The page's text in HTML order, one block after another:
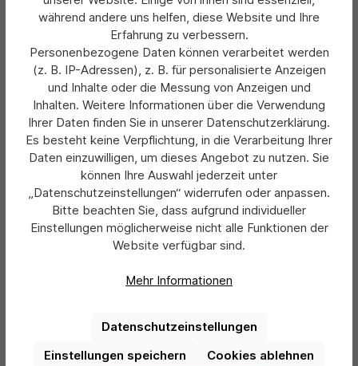
Fast-Fix-Modelle mit 25 mm Aluminiumprofil, die
durch rückseitiges Klebeband einfach zu montieren
Watersafe-Klapprahmen, wetterfest und damit auch
für den Außenbereich geeignet.
Abschließbare Sicherheitsrahmenmit 25–32 mm
Profil – optimal für stark frequentierte, öffentliche
Bereiche.
Slide-in-Rahmen doppelseitig (vertikal und
horizontal)– perfekt für Schaufenster oder Glastüren.
Fenster-Alu Klapprahmen doppelseitig, die sich in
Glasflächen einsetzen lassen.
Multiständer mit A4-Rahmen
für mobile
Präsentationen, z. B. bei Messen oder Events.
Desinfektionsständer mit integriertem A4-
Klapprahmen – eine Kombination aus Infotafel und
langlebigemAluminium. Dieses Material ist leicht, stabil
während andere uns helfen, diese Website und Ihre
Erfahrung zu verbessern.
Personenbezogene Daten können verarbeitet werden
(z. B. IP-Adressen), z. B. für personalisierte Anzeigen
und Inhalte oder die Messung von Anzeigen und
Inhalten. Weitere Informationen über die Verwendung
Ihrer Daten finden Sie in unserer Datenschutzerklärung.
Es besteht keine Verpflichtung, in die Verarbeitung Ihrer
Daten einzuwilligen, um dieses Angebot zu nutzen. Sie
können Ihre Auswahl jederzeit unter
„Datenschutzeinstellungen“ widerrufen oder anpassen.
Bitte beachten Sie, dass aufgrund individueller
Einstellungen möglicherweise nicht alle Funktionen der
Website verfügbar sind.
Mehr Informationen
Datenschutzeinstellungen
Cookies ablehnen
Einstellungen speichern